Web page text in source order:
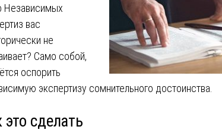
Независимых
вас
не
Само собой,
оспорить
экспертизу сомнительного достоинства.
это сделать